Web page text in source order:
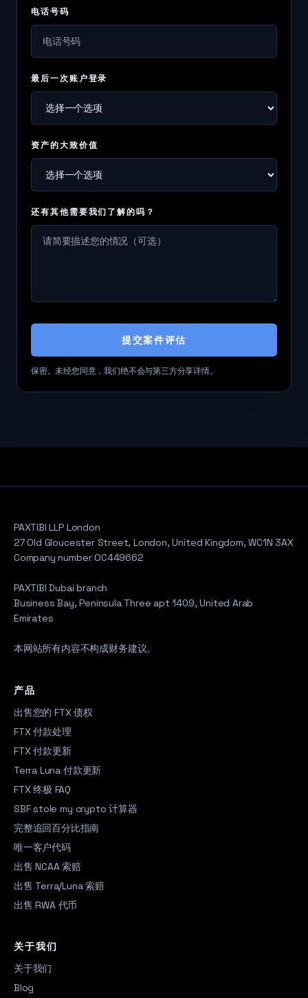
电话号码
最后一次账户登录
资产的大致价值
还有其他需要我们了解的吗？
提交案件评估
保密。未经您同意，我们绝不会与第三方分享详情。
PAXTIBI LLP London
27 Old Gloucester Street, London, United Kingdom, WC1N 3AX
Company number OC449662
PAXTIBI Dubai branch
Business Bay, Peninsula Three apt 1409, United Arab
Emirates
本网站所有内容不构成财务建议。
产品
出售您的 FTX 债权
FTX 付款处理
FTX 付款更新
Terra Luna 付款更新
FTX 终极 FAQ
SBF stole my crypto 计算器
完整追回百分比指南
唯一客户代码
出售 NCAA 索赔
出售 Terra/Luna 索赔
出售 RWA 代币
关于我们
关于我们
Blog